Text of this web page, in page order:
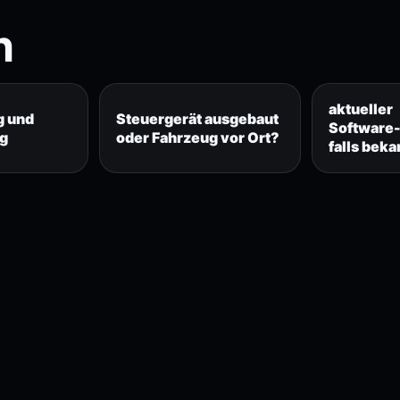
und
Steuergerät ausgebaut
oder Fahrzeug vor Ort?
aktueller
falls